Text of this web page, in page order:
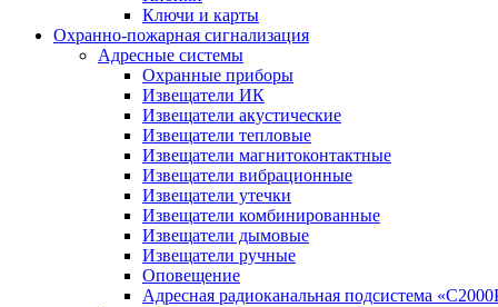
Ключи и карты
Охранно-пожарная сигнализация
Адресные системы
Охранные приборы
Извещатели ИК
Извещатели акустические
Извещатели тепловые
Извещатели магнитоконтактные
Извещатели вибрационные
Извещатели утечки
Извещатели комбинированные
Извещатели дымовые
Извещатели ручные
Оповещение
Адресная радиоканальная подсистема